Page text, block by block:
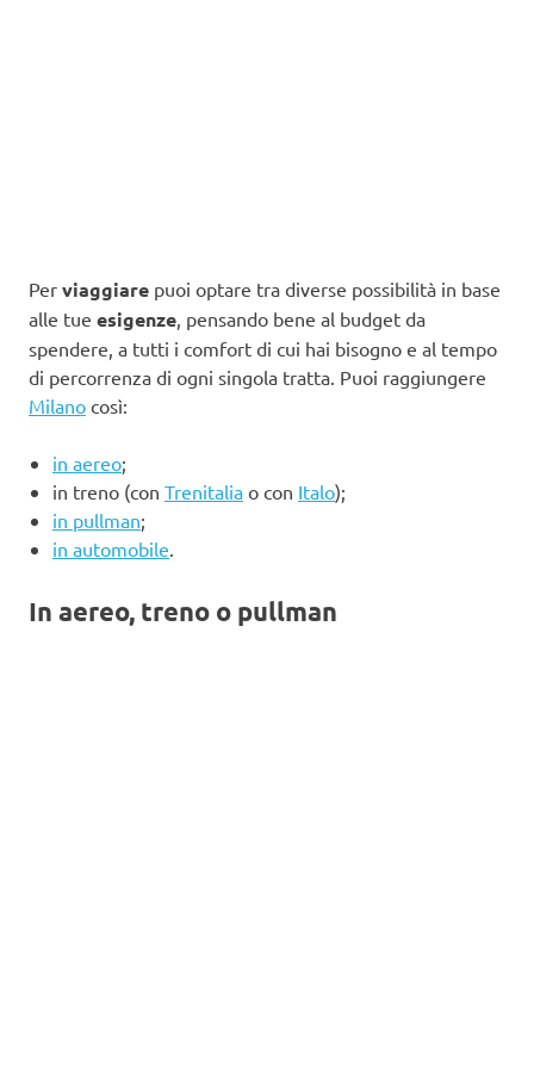
Per viaggiare puoi optare tra diverse possibilità in base
alle tue esigenze, pensando bene al budget da
spendere, a tutti i comfort di cui hai bisogno e al tempo
di percorrenza di ogni singola tratta. Puoi raggiungere
Milano così:
in aereo;
in treno (con Trenitalia o con Italo);
in pullman;
in automobile.
In aereo, treno o pullman